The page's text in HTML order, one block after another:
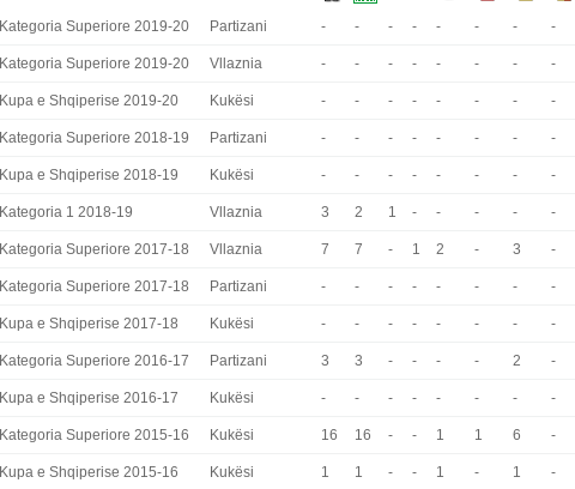
Kategoria Superiore 2019-20 Partizani - - - - - - - -
Kategoria Superiore 2019-20 Vllaznia - - - - - - - -
Kupa e Shqiperise 2019-20 Kukësi - - - - - - - -
Kategoria Superiore 2018-19 Partizani - - - - - - - -
Kupa e Shqiperise 2018-19 Kukësi - - - - - - - -
Kategoria 1 2018-19 Vllaznia 3 2 1 - - - - -
Kategoria Superiore 2017-18 Vllaznia 7 7 - 1 2 - 3 -
Kategoria Superiore 2017-18 Partizani - - - - - - - -
Kupa e Shqiperise 2017-18 Kukësi - - - - - - - -
Kategoria Superiore 2016-17 Partizani 3 3 - - - - 2 -
Kupa e Shqiperise 2016-17 Kukësi - - - - - - - -
Kategoria Superiore 2015-16 Kukësi 16 16 - - 1 1 6 -
Kupa e Shqiperise 2015-16 Kukësi 1 1 - - 1 - 1 -